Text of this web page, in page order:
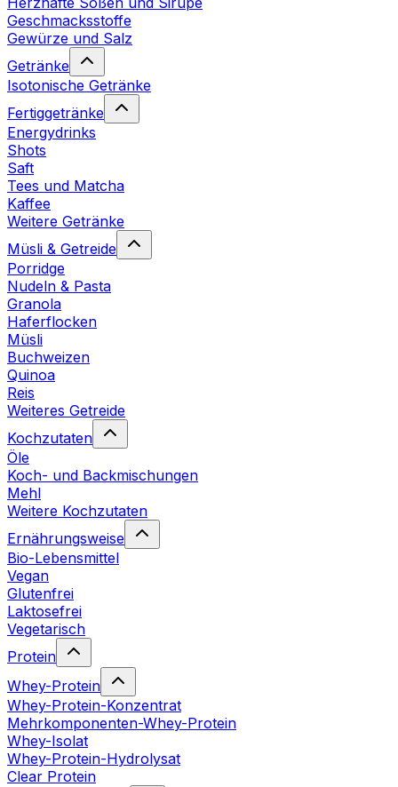
Geschmacksstoffe
Gewürze und Salz
Getränke
Isotonische Getränke
Fertiggetränke
Energydrinks
Shots
Saft
Tees und Matcha
Kaffee
Weitere Getränke
Müsli & Getreide
Porridge
Nudeln & Pasta
Granola
Haferflocken
Müsli
Buchweizen
Quinoa
Reis
Weiteres Getreide
Kochzutaten
Öle
Koch- und Backmischungen
Mehl
Weitere Kochzutaten
Ernährungsweise
Bio-Lebensmittel
Vegan
Glutenfrei
Laktosefrei
Vegetarisch
Protein
Whey-Protein
Whey-Protein-Konzentrat
Mehrkomponenten-Whey-Protein
Whey-Isolat
Whey-Protein-Hydrolysat
Clear Protein